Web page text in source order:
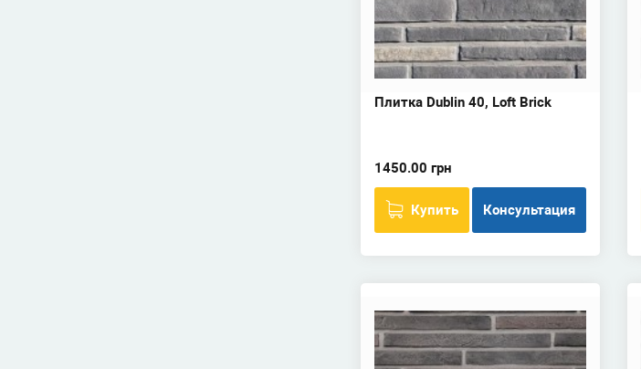
Плитка Dublin 40, Loft Brick
1450.00 грн
Купить Консультация